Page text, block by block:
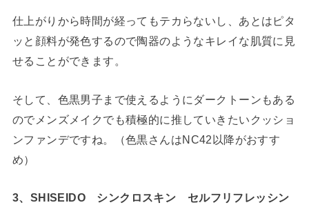
仕上がりから時間が経ってもテカらないし、あとはピタ
ッと顔料が発色するので陶器のようなキレイな肌質に見
せることができます。
そして、色黒男子まで使えるようにダークトーンもある
のでメンズメイクでも積極的に推していきたいクッショ
ンファンデですね。
（色黒さんはNC42以降がおすす
め）
3、SHISEIDO シンクロスキン セルフリフレッシン